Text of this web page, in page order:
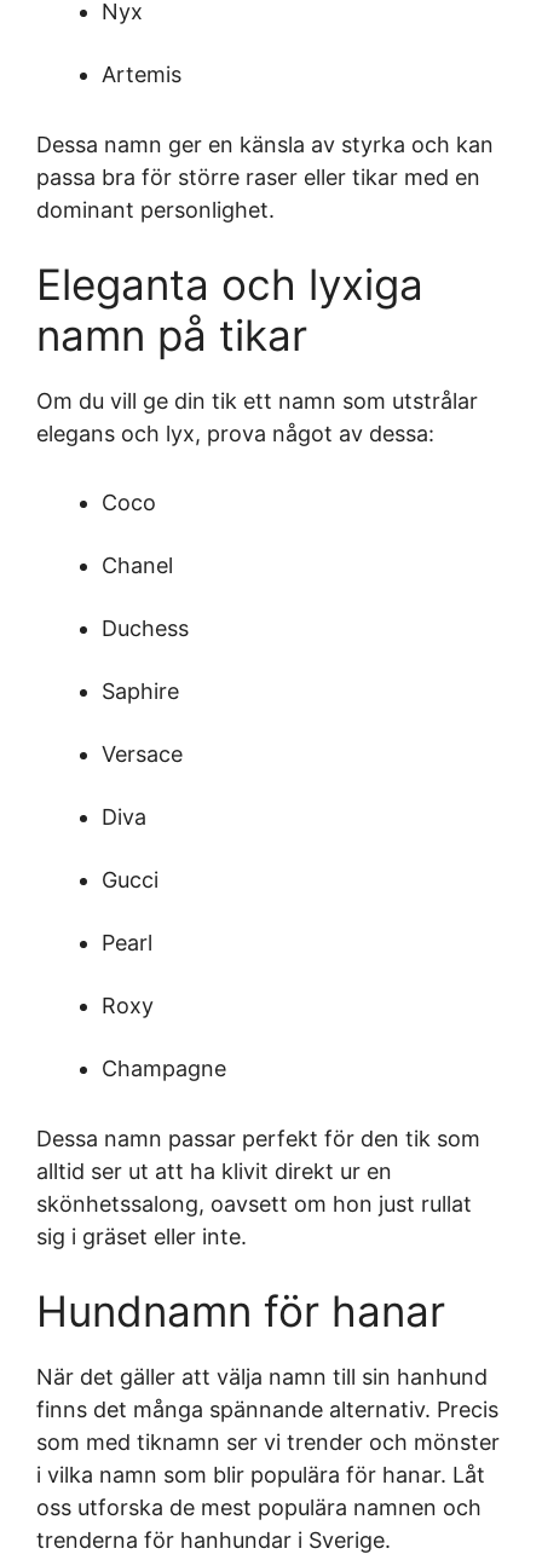
Nyx
Artemis
Dessa namn ger en känsla av styrka och kan
passa bra för större raser eller tikar med en
dominant personlighet.
Eleganta och lyxiga
namn på tikar
Om du vill ge din tik ett namn som utstrålar
elegans och lyx, prova något av dessa:
Coco
Chanel
Duchess
Saphire
Versace
Diva
Gucci
Pearl
Roxy
Champagne
Dessa namn passar perfekt för den tik som
alltid ser ut att ha klivit direkt ur en
skönhetssalong, oavsett om hon just rullat
sig i gräset eller inte.
Hundnamn för hanar
När det gäller att välja namn till sin hanhund
finns det många spännande alternativ. Precis
som med tiknamn ser vi trender och mönster
i vilka namn som blir populära för hanar. Låt
oss utforska de mest populära namnen och
trenderna för hanhundar i Sverige.